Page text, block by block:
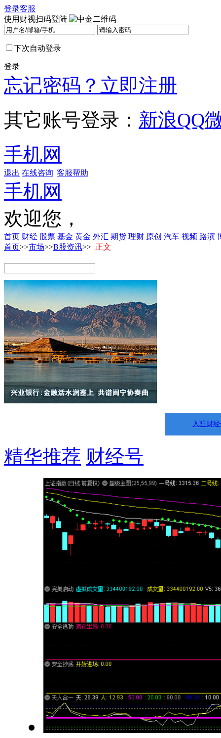
登录客服
使用财视扫码登陆
下次自动登录
登录
忘记密码？ 立即注册
其它账号登录： 新浪QQ
手机网
退出 在线咨询 |客服帮助
手机网
欢迎您，
首页 财经 股票 基金 黄金 外汇 期货 理财 原创 汽车 视频 路演
首页>>市场>>B股资讯>> 正文
入驻财
精华推荐 财经号